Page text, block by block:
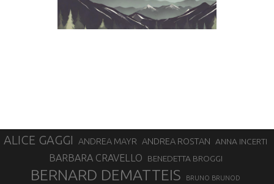
ALICE GAGGI ANDREA MAYR ANDREA ROSTAN ANNA INCERTI
BARBARA CRAVELLO BENEDETTA BROGGI
BERNARD DEMATTEIS BRUNO BRUNOD